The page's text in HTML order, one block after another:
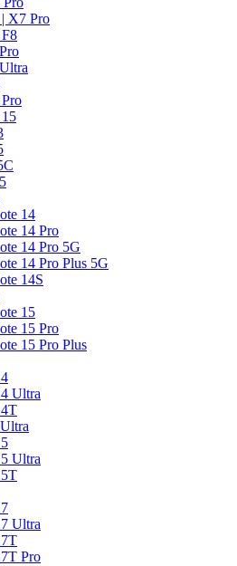
X7 Pro
14
14 Pro
14 Pro 5G
14 Pro Plus 5G
14S
15
15 Pro
15 Pro Plus
Ultra
Ultra
Ultra
Pro